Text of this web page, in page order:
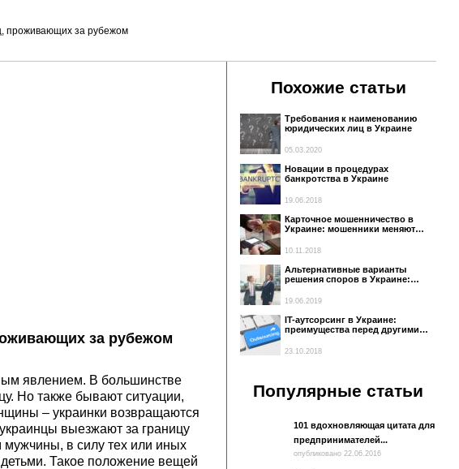
проживающих за рубежом
за рубежом
явлением. В большинстве
Но также бывают ситуации,
– украинки возвращаются
выезжают за границу
мужчины, в силу тех или иных
Такое положение вещей
Похожие статьи
Требования к наименованию
юридических лиц в Украине
05.03.2020
Новации в процедурах
банкротства в Украине
19.06.2018
Карточное мошенничество в
Украине: мошенники меняют…
10.11.2018
Альтернативные варианты
решения споров в Украине:…
19.06.2019
IT-аутсорсинг в Украине:
преимущества перед другими…
23.10.2018
Популярные статьи
101 вдохновляющая цитата для
предпринимателей...
опубликовано 22.06.2016